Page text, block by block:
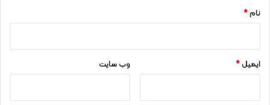
نام*
ایمیل* وب‌ سایت